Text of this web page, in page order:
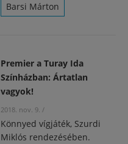
Barsi Márton
Premier a Turay Ida
Színházban: Ártatlan
vagyok!
2018. nov. 9. /
Könnyed vígjáték, Szurdi
Miklós rendezésében.